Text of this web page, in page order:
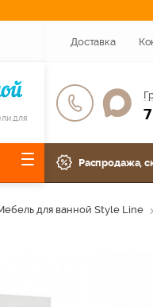
Доставка
для
Распродажа,
для ванной Style Line